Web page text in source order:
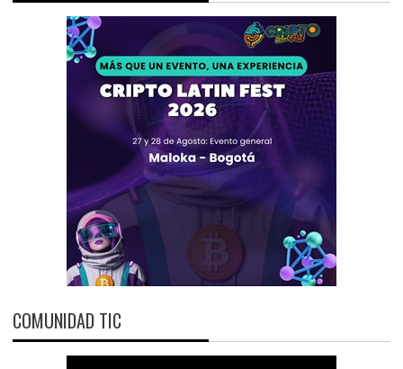
COMUNIDAD TIC